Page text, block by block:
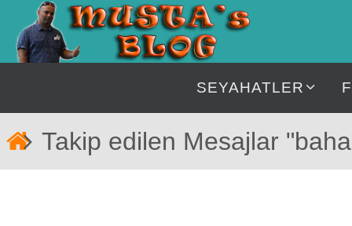
İçeriğe
geç
SEYAHATLER
Takip edilen Mesajlar